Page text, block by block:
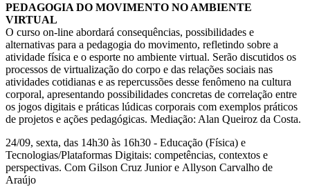
PEDAGOGIA DO MOVIMENTO NO AMBIENTE
VIRTUAL
O curso on-line abordará consequências, possibilidades e
alternativas para a pedagogia do movimento, refletindo sobre a
atividade física e o esporte no ambiente virtual. Serão discutidos os
processos de virtualização do corpo e das relações sociais nas
atividades cotidianas e as repercussões desse fenômeno na cultura
corporal, apresentando possibilidades concretas de correlação entre
os jogos digitais e práticas lúdicas corporais com exemplos práticos
de projetos e ações pedagógicas. Mediação: Alan Queiroz da Costa.
24/09, sexta, das 14h30 às 16h30 - Educação (Física) e
Tecnologias/Plataformas Digitais: competências, contextos e
perspectivas. Com Gilson Cruz Junior e Allyson Carvalho de
Araújo